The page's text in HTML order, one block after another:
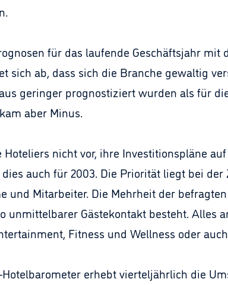
für das laufende Geschäftsjahr
sich ab, dass sich die Branche gewaltig
geringer prognostiziert wurden als für
aber Minus.
nicht vor, ihre Investitionspläne
auch für 2003. Die Priorität liegt bei
und Mitarbeiter. Die Mehrheit der
unmittelbarer Gästekontakt besteht.
Fitness und Wellness oder
Hotelbarometer erhebt vierteljährlich die